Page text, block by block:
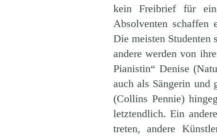
kein Freibrief für
Absolventen schaffen
Die meisten
andere werden von
Pianistin“ Denise
auch als Sängerin
(Collins Pennie)
letztendlich. Ein
treten, andere